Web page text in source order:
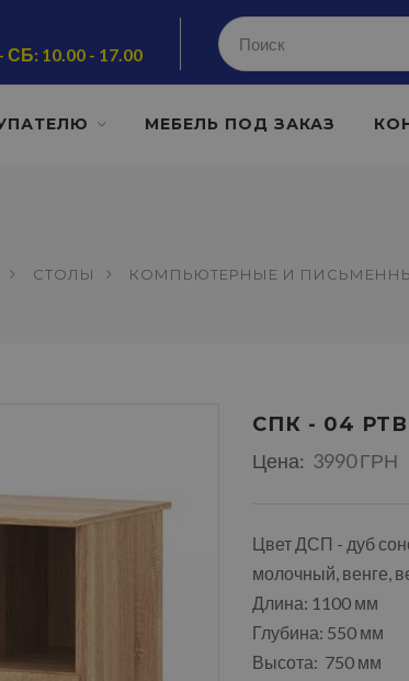
СБ: 10.00 - 17.00
МЕБЕЛЬ ПОД ЗАКАЗ
СТОЛЫ КОМПЬЮТЕРНЫЕ И
СПК - 04 РТВ
Цена: 3990 ГРН
Цвет ДСП - дуб
молочный, венге,
Длина: 1100 мм
Глубина: 550 мм
Высота: 750 мм